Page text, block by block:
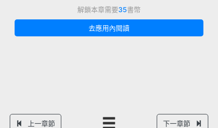
解鎖本章需要35書幣
去應用內閱讀
上一章節 下一章節